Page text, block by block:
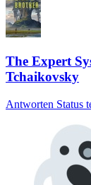
The Expert
Tchaikovsky
Antworten Status